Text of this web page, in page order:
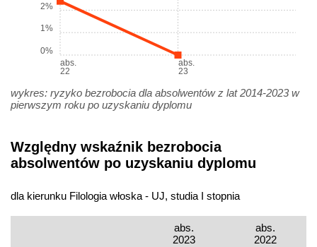
abs.
22
abs.
23
0%
1%
2%
wykres: ryzyko bezrobocia dla absolwentów z lat 2014-2023 w
pierwszym roku po uzyskaniu dyplomu
Względny wskaźnik bezrobocia
absolwentów po uzyskaniu dyplomu
dla kierunku Filologia włoska - UJ, studia I stopnia
abs.
2023
abs.
2022